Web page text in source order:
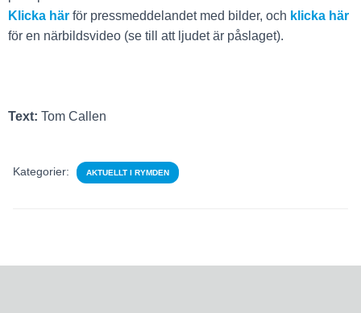
Klicka här för pressmeddelandet med bilder, och klicka här
för en närbildsvideo (se till att ljudet är påslaget).
Text: Tom Callen
Kategorier: AKTUELLT I RYMDEN